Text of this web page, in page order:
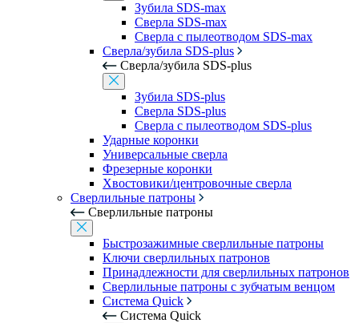
Зубила SDS-max
Сверла SDS-max
Сверла с пылеотводом SDS-max
Сверла/зубила SDS-plus
Сверла/зубила SDS-plus
Зубила SDS-plus
Сверла SDS-plus
Сверла с пылеотводом SDS-plus
Ударные коронки
Универсальные сверла
Фрезерные коронки
Хвостовики/центровочные сверла
Сверлильные патроны
Сверлильные патроны
Быстрозажимные сверлильные патроны
Ключи сверлильных патронов
Принадлежности для сверлильных патронов
Сверлильные патроны с зубчатым венцом
Система Quick
Система Quick